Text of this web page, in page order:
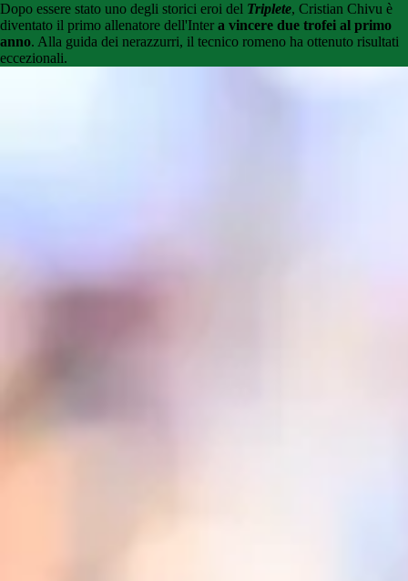
Dopo essere stato uno degli storici eroi del Triplete, Cristian Chivu è
diventato il primo allenatore dell'Inter a vincere due trofei al primo
anno. Alla guida dei nerazzurri, il tecnico romeno ha ottenuto risultati
eccezionali.